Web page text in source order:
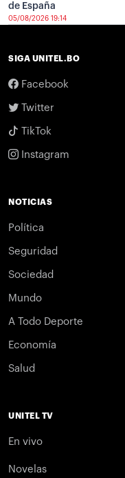
de España
05/08/2026 19:14
SIGA UNITEL.BO
Facebook
Twitter
TikTok
Instagram
NOTICIAS
Política
Seguridad
Sociedad
Mundo
A Todo Deporte
Economía
Salud
UNITEL TV
En vivo
Novelas